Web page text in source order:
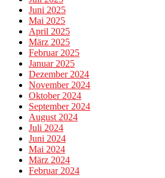
Juni 2025
Mai 2025
April 2025
März 2025
Februar 2025
Januar 2025
Dezember 2024
November 2024
Oktober 2024
September 2024
August 2024
Juli 2024
Juni 2024
Mai 2024
März 2024
Februar 2024